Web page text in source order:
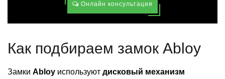
Онлайн консультация
Как подбираем замок Abloy
Замки Abloy используют дисковый механизм